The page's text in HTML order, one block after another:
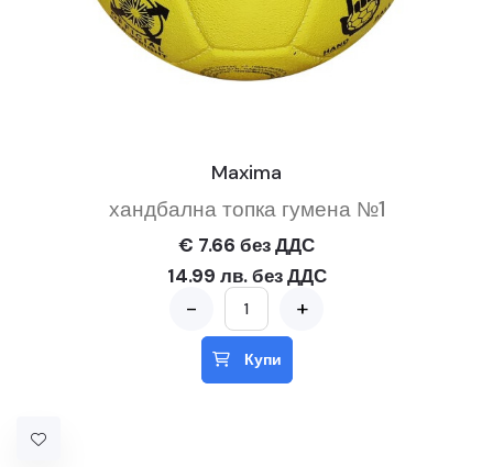
Maxima
хандбална топка гумена №1
€ 7.66 без ДДС
14.99 лв. без ДДС
- +
Купи